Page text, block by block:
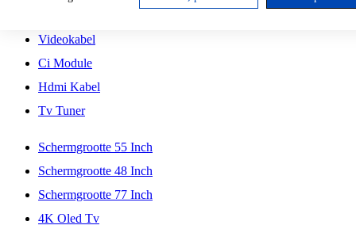
Videokabel
Ci Module
Hdmi Kabel
Tv Tuner
Schermgrootte 55 Inch
Schermgrootte 48 Inch
Schermgrootte 77 Inch
4K Oled Tv